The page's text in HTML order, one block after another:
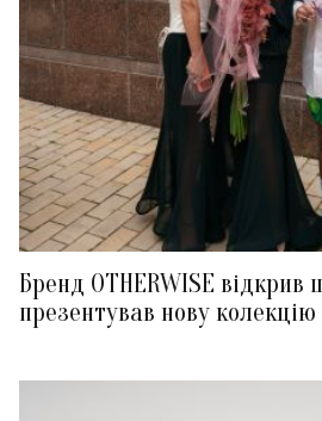
Бренд OTHERWISE
презентував нову колекцію